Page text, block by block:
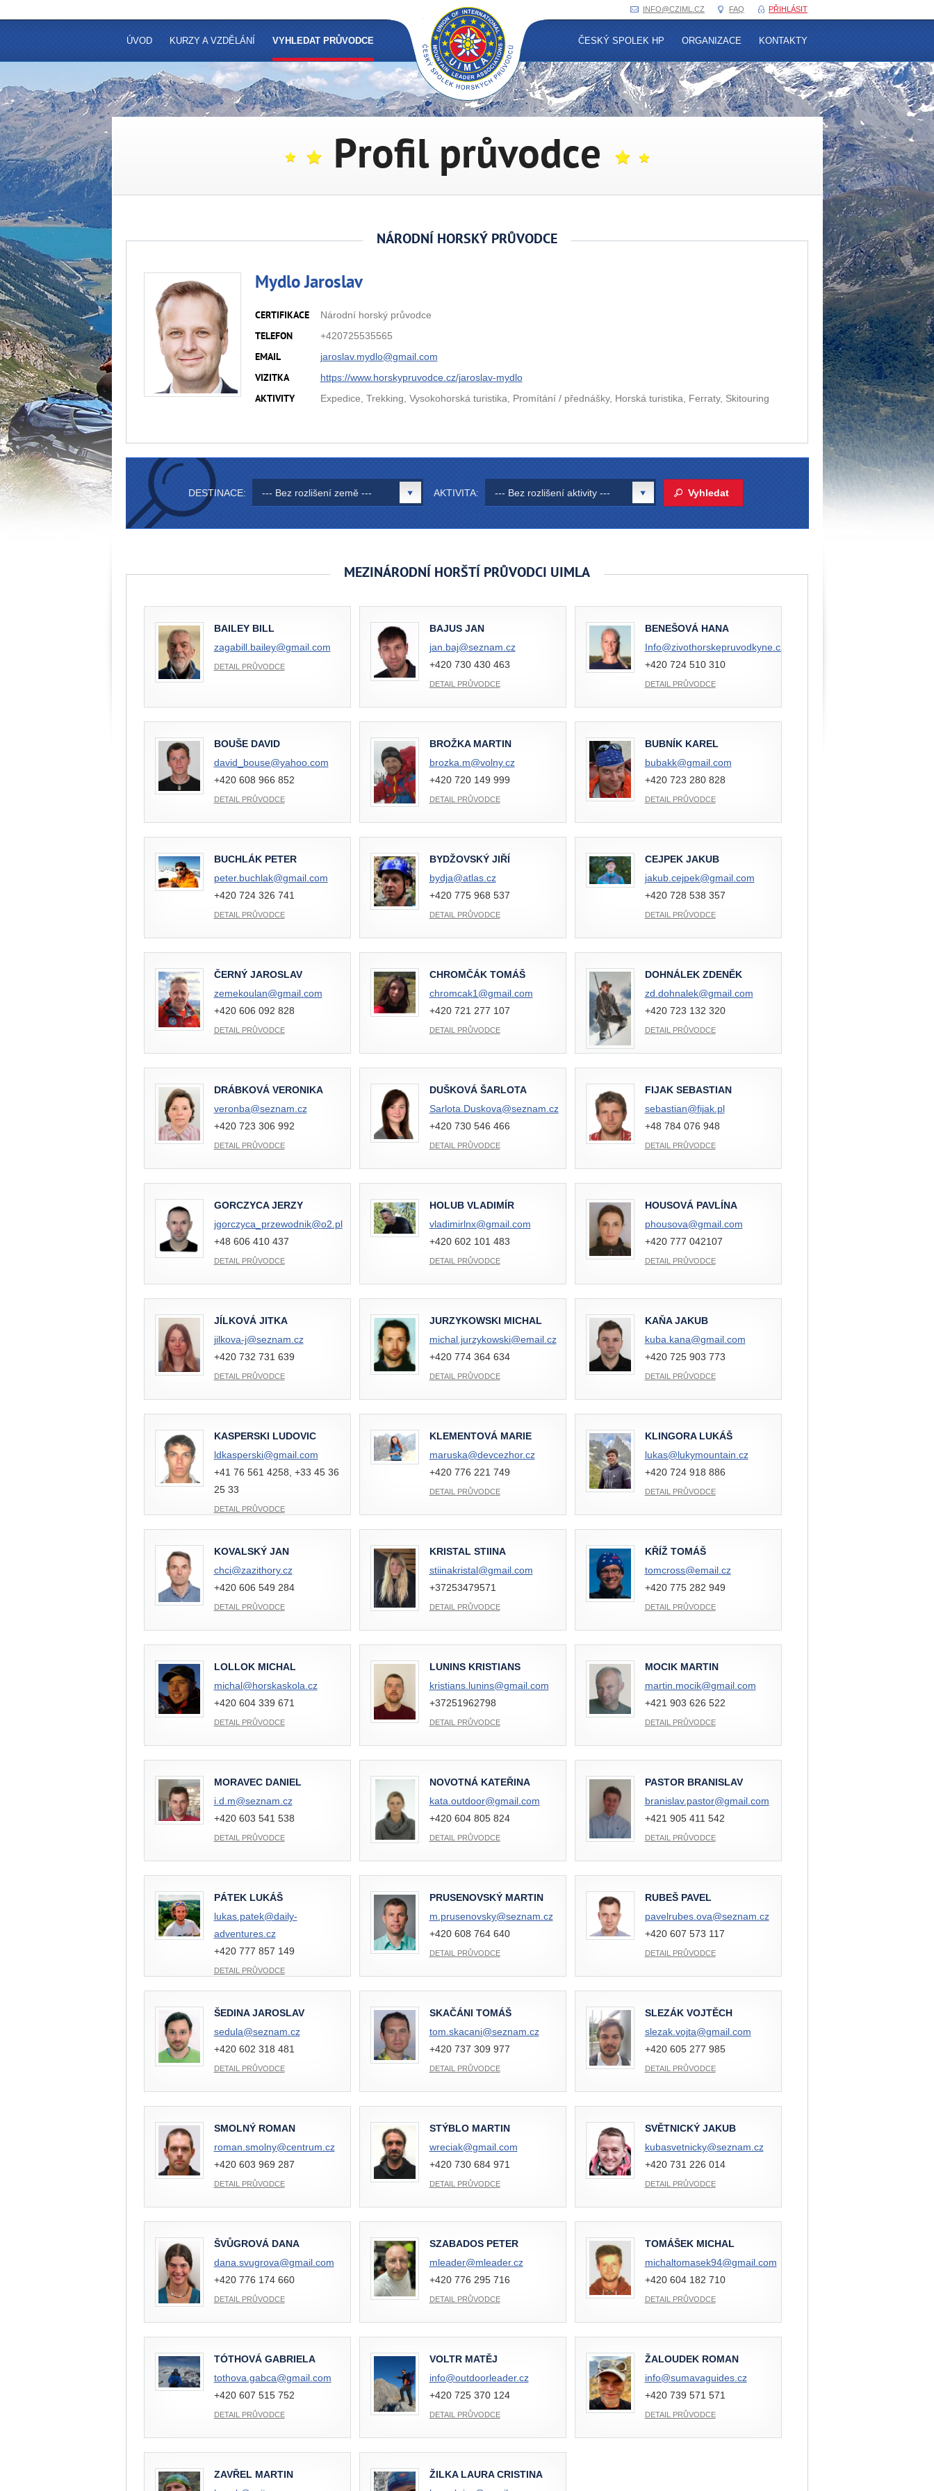
ÚVOD KURZY A VZDĚLÁNÍ VYHLEDAT PRŮVODCE ČESKÝ SPOLEK HP ORGANIZACE KONTAKTY
INFO@CZIML.CZ FAQ PŘIHLÁSIT
Profil průvodce
NÁRODNÍ HORSKÝ PRŮVODCE
Mydlo Jaroslav
CERTIFIKACE
Národní horský průvodce
TELEFON
+420725535565
EMAIL
jaroslav.mydlo@gmail.com
VIZITKA
https://www.horskypruvodce.cz/jaroslav-mydlo
AKTIVITY
Expedice, Trekking, Vysokohorská turistika, Promítání / přednášky, Horská turistika, Ferraty, Skitouring
DESTINACE: --- Bez rozlišení země --- AKTIVITA: --- Bez rozlišení aktivity ---
MEZINÁRODNÍ HORŠTÍ PRŮVODCI UIMLA
BAILEY BILL
zagabill.bailey@gmail.com
DETAIL PRŮVODCE
BAJUS JAN
jan.baj@seznam.cz
+420 730 430 463
DETAIL PRŮVODCE
BENEŠOVÁ HANA
Info@zivothorskepruvodkyne.cz
+420 724 510 310
DETAIL PRŮVODCE
BOUŠE DAVID
david_bouse@yahoo.com
+420 608 966 852
DETAIL PRŮVODCE
BROŽKA MARTIN
brozka.m@volny.cz
+420 720 149 999
DETAIL PRŮVODCE
BUBNÍK KAREL
bubakk@gmail.com
+420 723 280 828
DETAIL PRŮVODCE
BUCHLÁK PETER
peter.buchlak@gmail.com
+420 724 326 741
DETAIL PRŮVODCE
BYDŽOVSKÝ JIŘÍ
bydja@atlas.cz
+420 775 968 537
DETAIL PRŮVODCE
CEJPEK JAKUB
jakub.cejpek@gmail.com
+420 728 538 357
DETAIL PRŮVODCE
ČERNÝ JAROSLAV
zemekoulan@gmail.com
+420 606 092 828
DETAIL PRŮVODCE
CHROMČÁK TOMÁŠ
chromcak1@gmail.com
+420 721 277 107
DETAIL PRŮVODCE
DOHNÁLEK ZDENĚK
zd.dohnalek@gmail.com
+420 723 132 320
DETAIL PRŮVODCE
DRÁBKOVÁ VERONIKA
veronba@seznam.cz
+420 723 306 992
DETAIL PRŮVODCE
DUŠKOVÁ ŠARLOTA
Sarlota.Duskova@seznam.cz
+420 730 546 466
DETAIL PRŮVODCE
FIJAK SEBASTIAN
sebastian@fijak.pl
+48 784 076 948
DETAIL PRŮVODCE
GORCZYCA JERZY
jgorczyca_przewodnik@o2.pl
+48 606 410 437
DETAIL PRŮVODCE
HOLUB VLADIMÍR
vladimirlnx@gmail.com
+420 602 101 483
DETAIL PRŮVODCE
HOUSOVÁ PAVLÍNA
phousova@gmail.com
+420 777 042107
DETAIL PRŮVODCE
JÍLKOVÁ JITKA
jilkova-j@seznam.cz
+420 732 731 639
DETAIL PRŮVODCE
JURZYKOWSKI MICHAL
michal.jurzykowski@email.cz
+420 774 364 634
DETAIL PRŮVODCE
KAŇA JAKUB
kuba.kana@gmail.com
+420 725 903 773
DETAIL PRŮVODCE
KASPERSKI LUDOVIC
ldkasperski@gmail.com
+41 76 561 4258, +33 45 36
25 33
DETAIL PRŮVODCE
KLEMENTOVÁ MARIE
maruska@devcezhor.cz
+420 776 221 749
DETAIL PRŮVODCE
KLINGORA LUKÁŠ
lukas@lukymountain.cz
+420 724 918 886
DETAIL PRŮVODCE
KOVALSKÝ JAN
chci@zazithory.cz
+420 606 549 284
DETAIL PRŮVODCE
KRISTAL STIINA
stiinakristal@gmail.com
+37253479571
DETAIL PRŮVODCE
KŘÍŽ TOMÁŠ
tomcross@email.cz
+420 775 282 949
DETAIL PRŮVODCE
LOLLOK MICHAL
michal@horskaskola.cz
+420 604 339 671
DETAIL PRŮVODCE
LUNINS KRISTIANS
kristians.lunins@gmail.com
+37251962798
DETAIL PRŮVODCE
MOCIK MARTIN
martin.mocik@gmail.com
+421 903 626 522
DETAIL PRŮVODCE
MORAVEC DANIEL
i.d.m@seznam.cz
+420 603 541 538
DETAIL PRŮVODCE
NOVOTNÁ KATEŘINA
kata.outdoor@gmail.com
+420 604 805 824
DETAIL PRŮVODCE
PASTOR BRANISLAV
branislav.pastor@gmail.com
+421 905 411 542
DETAIL PRŮVODCE
PÁTEK LUKÁŠ
lukas.patek@daily-
adventures.cz
+420 777 857 149
DETAIL PRŮVODCE
PRUSENOVSKÝ MARTIN
m.prusenovsky@seznam.cz
+420 608 764 640
DETAIL PRŮVODCE
RUBEŠ PAVEL
pavelrubes.ova@seznam.cz
+420 607 573 117
DETAIL PRŮVODCE
ŠEDINA JAROSLAV
sedula@seznam.cz
+420 602 318 481
DETAIL PRŮVODCE
SKAČÁNI TOMÁŠ
tom.skacani@seznam.cz
+420 737 309 977
DETAIL PRŮVODCE
SLEZÁK VOJTĚCH
slezak.vojta@gmail.com
+420 605 277 985
DETAIL PRŮVODCE
SMOLNÝ ROMAN
roman.smolny@centrum.cz
+420 603 969 287
DETAIL PRŮVODCE
STÝBLO MARTIN
wreciak@gmail.com
+420 730 684 971
DETAIL PRŮVODCE
SVĚTNICKÝ JAKUB
kubasvetnicky@seznam.cz
+420 731 226 014
DETAIL PRŮVODCE
ŠVŮGROVÁ DANA
dana.svugrova@gmail.com
+420 776 174 660
DETAIL PRŮVODCE
SZABADOS PETER
mleader@mleader.cz
+420 776 295 716
DETAIL PRŮVODCE
TOMÁŠEK MICHAL
michaltomasek94@gmail.com
+420 604 182 710
DETAIL PRŮVODCE
TÓTHOVÁ GABRIELA
tothova.gabca@gmail.com
+420 607 515 752
DETAIL PRŮVODCE
VOLTR MATĚJ
info@outdoorleader.cz
+420 725 370 124
DETAIL PRŮVODCE
ŽALOUDEK ROMAN
info@sumavaguides.cz
+420 739 571 571
DETAIL PRŮVODCE
ZAVŘEL MARTIN
ŽILKA LAURA CRISTINA